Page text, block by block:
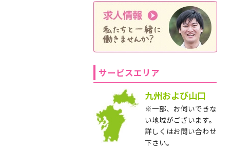
サービスエリア
九州および山口
※一部、お伺いできな
い地域がございます。
詳しくはお問い合わせ
下さい。